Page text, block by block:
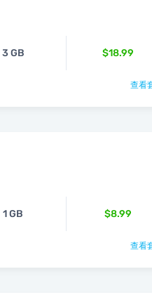
3 GB $18.99
查看
1 GB $8.99
查看